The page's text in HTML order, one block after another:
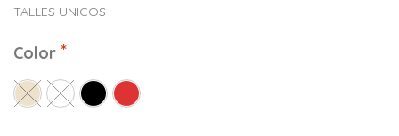
TALLES UNICOS
Color